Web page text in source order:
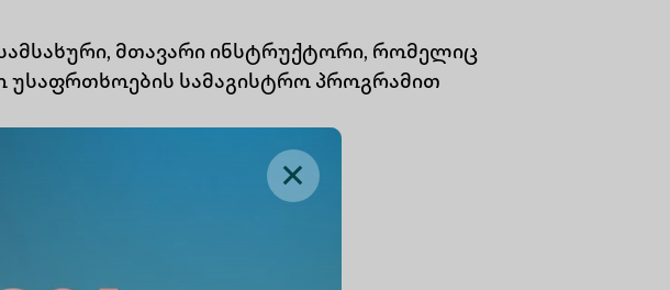
მთავარი ინსტრუქტორი, რომელიც
უსაფრთხოების სამაგისტრო პროგრამით